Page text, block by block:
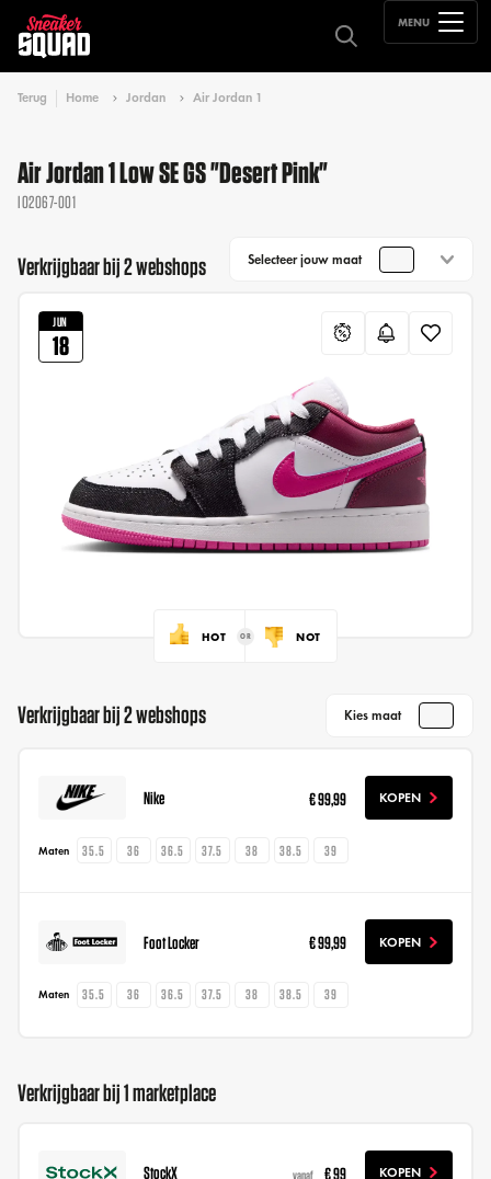
MENU
Terug Home Jordan Air Jordan 1
Air Jordan 1 Low SE GS "Desert Pink"
IO2067-001
Verkrijgbaar bij 2 webshops Selecteer jouw maat
JUN
18
HOT NOT
Verkrijgbaar bij 2 webshops Kies maat
Nike € 99,99 KOPEN
Maten 35.5 36 36.5 37.5 38 38.5 39
Foot Locker € 99,99 KOPEN
Maten 35.5 36 36.5 37.5 38 38.5 39
Verkrijgbaar bij 1 marketplace
StockX vanaf € 99 KOPEN